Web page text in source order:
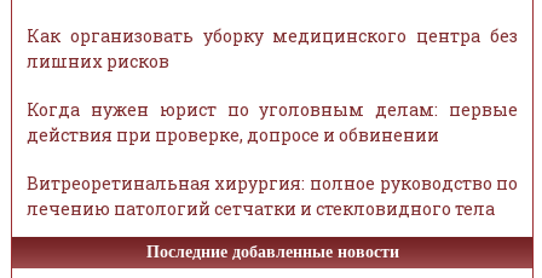
Как организовать уборку медицинского центра без
лишних рисков
Когда нужен юрист по уголовным делам: первые
действия при проверке, допросе и обвинении
Витреоретинальная хирургия: полное руководство по
лечению патологий сетчатки и стекловидного тела
Последние добавленные новости